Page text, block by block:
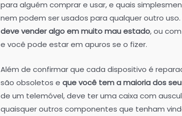
para alguém comprar e usar, e quais
nem podem ser usados para qualquer outro
deve vender algo em muito mau estado, ou
e você pode estar em apuros se o fizer.
Além de confirmar que cada dispositivo é
são obsoletos e que você tem a maioria dos
de um telemóvel, deve ter uma caixa com
quaisquer outros componentes que tenham